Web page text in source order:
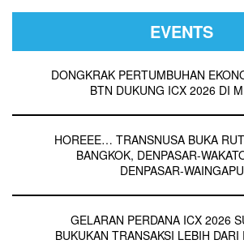
EVENTS
DONGKRAK PERTUMBUHAN
BTN DUKUNG ICX 2026 DI
HOREEE… TRANSNUSA BUKA
BANGKOK, DENPASAR-
DENPASAR-WAINGAPU
GELARAN PERDANA ICX 2026
BUKUKAN TRANSAKSI LEBIH